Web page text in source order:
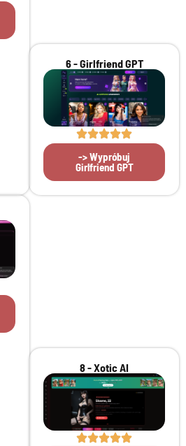
6 - Girlfriend GPT
-> Wypróbuj
Girlfriend GPT
8 - Xotic AI